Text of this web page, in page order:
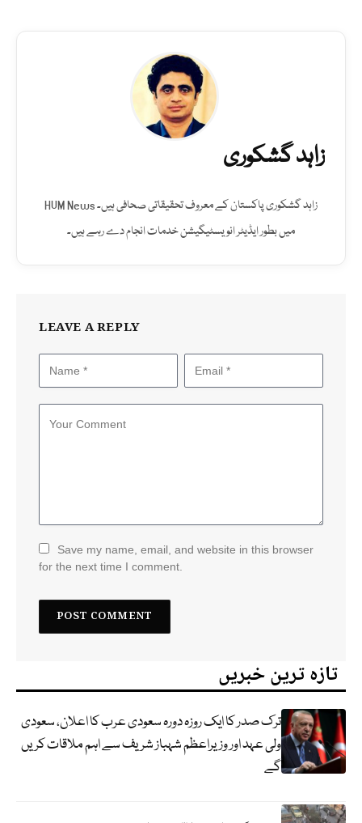
زاہد گشکوری
زاہد گشکوری پاکستان کے معروف تحقیقاتی صحافی ہیں۔ HUM News
میں بطور ایڈیٹر انویسٹیگیشن خدمات انجام دے رہے ہیں۔
LEAVE A REPLY
Save my name, email, and website in this browser
for the next time I comment.
تازہ ترین خبریں
ترک صدر کا ایک روزہ دورہ سعودی عرب کا اعلان، سعودی
ولی عہد اور وزیراعظم شہباز شریف سے اہم ملاقات کریں
گے